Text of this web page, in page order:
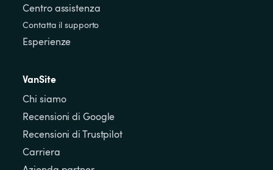
Centro assistenza
Contatta il supporto
Esperienze
VanSite
Chi siamo
Recensioni di Google
Recensioni di Trustpilot
Carriera